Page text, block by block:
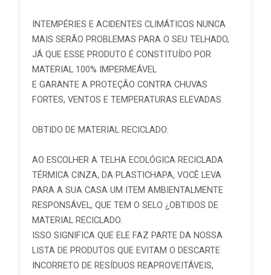
INTEMPÉRIES E ACIDENTES CLIMÁTICOS NUNCA
MAIS SERÃO PROBLEMAS PARA O SEU TELHADO,
JÁ QUE ESSE PRODUTO É CONSTITUÍDO POR
MATERIAL 100% IMPERMEÁVEL
E GARANTE A PROTEÇÃO CONTRA CHUVAS
FORTES, VENTOS E TEMPERATURAS ELEVADAS.
OBTIDO DE MATERIAL RECICLADO:
AO ESCOLHER A TELHA ECOLÓGICA RECICLADA
TÉRMICA CINZA, DA PLASTICHAPA, VOCÊ LEVA
PARA A SUA CASA UM ITEM AMBIENTALMENTE
RESPONSÁVEL, QUE TEM O SELO ¿OBTIDOS DE
MATERIAL RECICLADO.
ISSO SIGNIFICA QUE ELE FAZ PARTE DA NOSSA
LISTA DE PRODUTOS QUE EVITAM O DESCARTE
INCORRETO DE RESÍDUOS REAPROVEITÁVEIS,